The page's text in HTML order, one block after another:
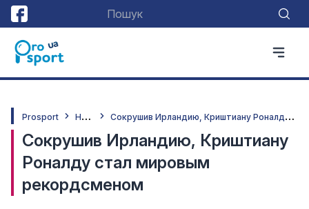
Prosport Н
овини С
окрушив Ирландию, Криштиану Роналду стал мировым рекордсменом
Сокрушив Ирландию, Криштиану
Роналду стал мировым
рекордсменом